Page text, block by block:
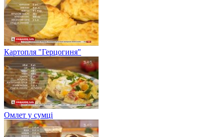
Картопля "Герцогиня"
Омлет у сумці